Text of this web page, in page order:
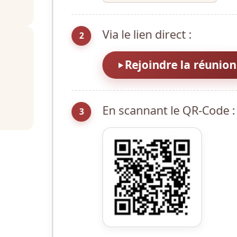
2 Via le lien direct :
Rejoindre la réunion
3 En scannant le QR-Code :